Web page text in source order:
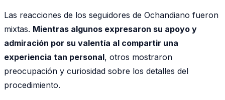
Las reacciones de los seguidores de Ochandiano fueron
mixtas. Mientras algunos expresaron su apoyo y
admiración por su valentía al compartir una
experiencia tan personal, otros mostraron
preocupación y curiosidad sobre los detalles del
procedimiento.